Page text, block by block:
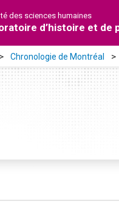
des sciences humaines
d’histoire et de
Chronologie de Montréal